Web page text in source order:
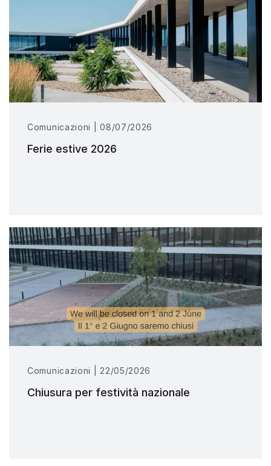
Comunicazioni | 08/07/2026
Ferie estive 2026
Comunicazioni | 22/05/2026
Chiusura per festività nazionale